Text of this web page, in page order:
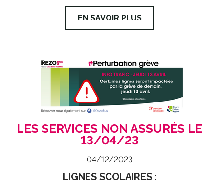
EN SAVOIR PLUS
LES SERVICES NON ASSURÉS LE
13/04/23
04/12/2023
LIGNES SCOLAIRES :